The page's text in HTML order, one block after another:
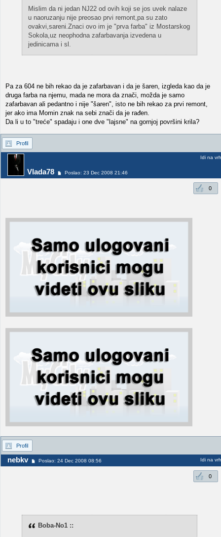
Mislim da ni jedan NJ22 od ovih koji se jos uvek nalaze
u naoruzanju nije preosao prvi remont,pa su zato
ovakvi,sareni.Znaci ovo im je "prva farba" iz Mostarskog
Sokola,uz neophodna zafarbavanja izvedena u
jedinicama i sl.
Pa za 604 ne bih rekao da je zafarbavan i da je šaren, izgleda kao da je
druga farba na njemu, mada ne mora da znači, možda je samo
zafarbavan ali pedantno i nije "šaren", isto ne bih rekao za prvi remont,
jer ako ima Momin znak na sebi znači da je rađen.
Da li u to "treće" spadaju i one dve "lajsne" na gornjoj površini krila?
Profil
Vlada78 Poslao: 23 Dec 2008 21:46
Idi na vrh
0
Profil
nebkv Poslao: 24 Dec 2008 08:56 Idi na vrh
0
Boba-No1 ::